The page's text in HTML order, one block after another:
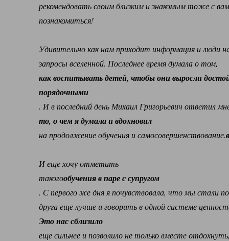
рекомендовать своим близким и знакомым тоже с
познакомиться!
Удивительно как нам приходит информация и люди
запросы вселенной. Последнее время думала о том,
как воспитывать детей, чтобы они выросли
порядочными
. И в последний день Михаил Григорьевич ответил
то, о чем я думала и вдохновил
на продолжение обучения и самосовершенствование.
И еще хочу отметить
такогообучения в паре с супругом
. С первого же дня я почувствовала, что мы стали
друга еще лучше и говорить в одной системе
Это нас сблизило
еще сильнее и позволило не только вместе